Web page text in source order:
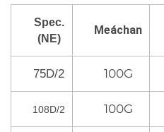
Spec.
(NE)
Meáchan
75D/2 100G
108D/2 100G